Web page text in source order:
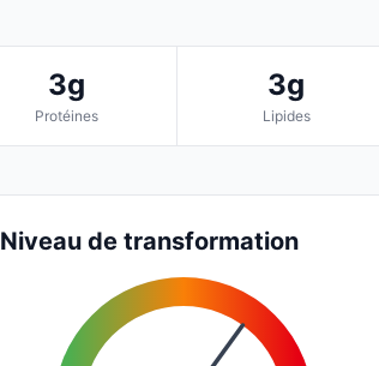
3g
Protéines
3g
Lipides
Niveau de transformation